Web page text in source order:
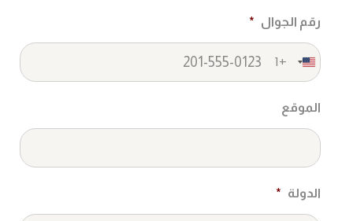
رقم الجوال *
United
+1
+1
الموقع
الدولة *